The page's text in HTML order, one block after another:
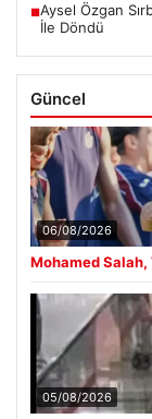
■Aysel Özgan
İle Döndü
Güncel
06/08/2026
Mohamed Salah,
05/08/2026